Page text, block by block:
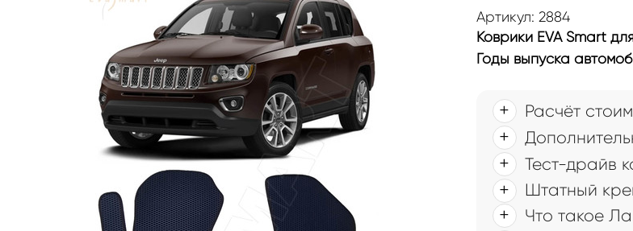
Артикул: 2884
Коврики EVA Smart
Годы выпуска
Расчёт
Тест-драйв
Штатный
Что такое